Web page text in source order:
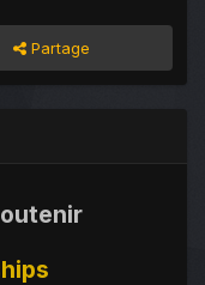
Partage